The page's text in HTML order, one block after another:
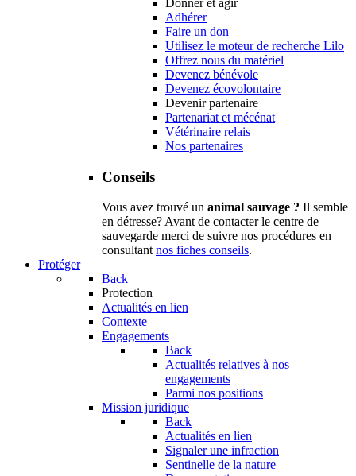
Donner et agir
Adhérer
Faire un don
Utilisez le moteur de recherche Lilo
Offrez nous du matériel
Devenez bénévole
Devenez écovolontaire
Devenir partenaire
Partenariat et mécénat
Vétérinaire relais
Nos partenaires
Conseils
Vous avez trouvé un animal sauvage ? Il semble
en détresse? Avant de contacter le centre de
sauvegarde merci de suivre nos procédures en
consultantnos fiches conseils.
Protéger
Back
Protection
Actualités en lien
Contexte
Engagements
Back
Actualités relatives à nos
engagements
Parmi nos positions
Mission juridique
Back
Actualités en lien
Signaler une infraction
Sentinelle de la nature